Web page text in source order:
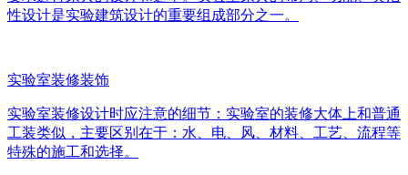
性设计是实验建筑设计的重要组成部分之一。
实验室装修装饰
实验室装修设计时应注意的细节：实验室的装修大体上和普通
工装类似，主要区别在于：水、电、风、材料、工艺、流程等
特殊的施工和选择。